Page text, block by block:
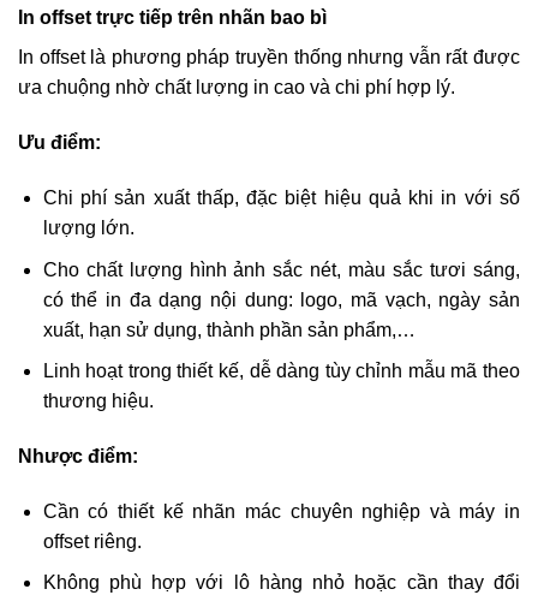
In offset trực tiếp trên nhãn bao bì
In offset là phương pháp truyền thống nhưng vẫn rất được
ưa chuộng nhờ chất lượng in cao và chi phí hợp lý.
Ưu điểm:
Chi phí sản xuất thấp, đặc biệt hiệu quả khi in với số
lượng lớn.
Cho chất lượng hình ảnh sắc nét, màu sắc tươi sáng,
có thể in đa dạng nội dung: logo, mã vạch, ngày sản
xuất, hạn sử dụng, thành phần sản phẩm,…
Linh hoạt trong thiết kế, dễ dàng tùy chỉnh mẫu mã theo
thương hiệu.
Nhược điểm:
Cần có thiết kế nhãn mác chuyên nghiệp và máy in
offset riêng.
Không phù hợp với lô hàng nhỏ hoặc cần thay đổi